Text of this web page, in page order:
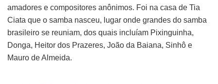
amadores e compositores anônimos. Foi na casa de Tia
Ciata que o samba nasceu, lugar onde grandes do samba
brasileiro se reuniam, dos quais incluíam Pixinguinha,
Donga, Heitor dos Prazeres, João da Baiana, Sinhô e
Mauro de Almeida.